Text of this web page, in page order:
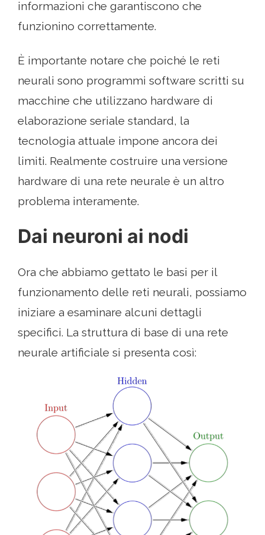
informazioni che garantiscono che
funzionino correttamente.
È importante notare che poiché le reti
neurali sono programmi software scritti su
macchine che utilizzano hardware di
elaborazione seriale standard, la
tecnologia attuale impone ancora dei
limiti. Realmente costruire una versione
hardware di una rete neurale è un altro
problema interamente.
Dai neuroni ai nodi
Ora che abbiamo gettato le basi per il
funzionamento delle reti neurali, possiamo
iniziare a esaminare alcuni dettagli
specifici. La struttura di base di una rete
neurale artificiale si presenta così: